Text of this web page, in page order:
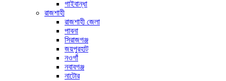
গাইবান্ধা
রাজশাহী
রাজশাহী জেলা
পাবনা
সিরাজগঞ্জ
জয়পুরহাট
নওগাঁ
নবাবগঞ্জ
নাটোর